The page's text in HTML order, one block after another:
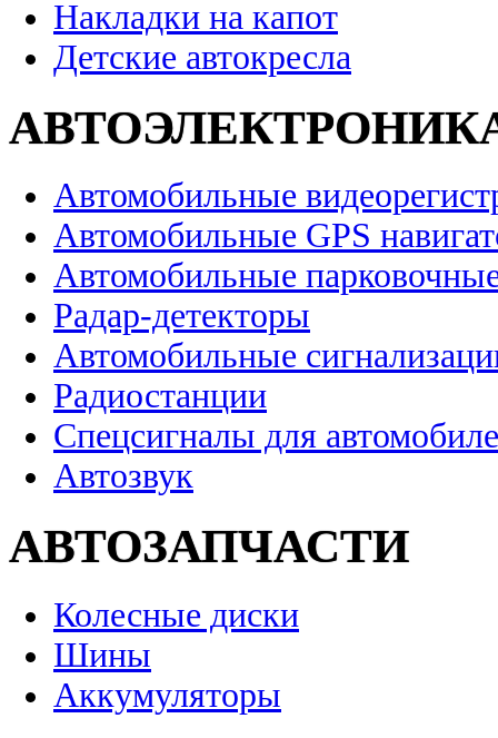
Накладки на капот
Детские автокресла
Автомобильные
Автомобильные GPS
Автомобильные
Радар-детекторы
Автомобильные
Радиостанции
Спецсигналы для
Автозвук
АВТОЗАПЧАСТИ
Колесные диски
Шины
Аккумуляторы